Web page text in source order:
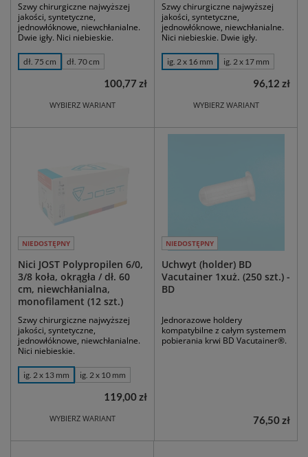
Szwy chirurgiczne najwyższej
jakości, syntetyczne,
jednowłóknowe, niewchłanialne.
Dwie igły. Nici niebieskie.
dł. 75 cm dł. 70 cm
WYBIERZ WARIANT
100,77 zł
Szwy chirurgiczne najwyższej
jakości, syntetyczne,
jednowłóknowe, niewchłanialne.
Nici niebieskie. Dwie igły.
ig. 2 x 16 mm ig. 2 x 17 mm
WYBIERZ WARIANT
96,12 zł
NIEDOSTĘPNY
Nici JOST Polypropilen 6/0,
3/8 koła, okrągła / dł. 60
cm, niewchłanialna,
monofilament (12 szt.)
Szwy chirurgiczne najwyższej
jakości, syntetyczne,
jednowłóknowe, niewchłanialne.
Nici niebieskie.
ig. 2 x 13 mm ig. 2 x 10 mm
WYBIERZ WARIANT
119,00 zł
NIEDOSTĘPNY
Uchwyt (holder) BD
Vacutainer 1xuż. (250 szt.) -
BD
Jednorazowe holdery
kompatybilne z całym systemem
pobierania krwi BD Vacutainer®.
76,50 zł